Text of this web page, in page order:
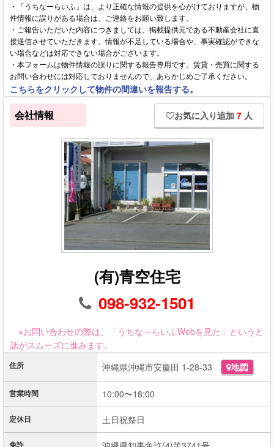
・「うちなーらいふ」は、より正確な情報の提供を心がけておりますが、物
件情報に誤りがある場合は、ご連絡をお願い致します。
・ご報告いただいた内容につきましては、掲載提供元である不動産会社に直
接送信させていただきます。情報が不足している場合や、事実確認ができな
い場合などは対応できない場合がございます。
・本フォームは物件情報の誤りに関する報告専用です。賃貸・売買に関する
お問い合わせには対応しておりませんので、あらかじめご了承ください。
こちらをクリックして物件の間違いを報告する。
会社情報 お気に入り追加 7 人
(有)青空住宅
098-932-1501
※お問い合わせの際は、「うちな～らいふWebを見た」というと
話がスムーズに進みます。
住所 沖縄県沖縄市安慶田 1-28-33 地図
営業時間 10:00〜18:00
定休日 土日祝祭日
免許